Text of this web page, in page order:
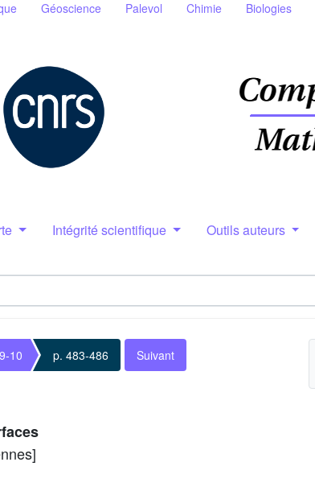
Géoscience Palevol Chimie Biologies
Intégrité scientifique Outils auteurs
10 p. 483-486 Suivant